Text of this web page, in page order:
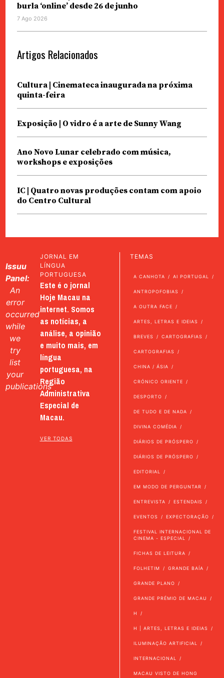
burla ‘online’ desde 26 de junho
7 Ago 2026
Artigos Relacionados
Cultura | Cinemateca inaugurada na próxima
quinta-feira
Exposição | O vidro é a arte de Sunny Wang
Ano Novo Lunar celebrado com música,
workshops e exposições
IC | Quatro novas produções contam com apoio
do Centro Cultural
Issuu
Panel:
An
error
occurred
while
we
try
list
your
publications
JORNAL EM
LÍNGUA
PORTUGUESA
Este é o jornal
Hoje Macau na
internet. Somos
as notícias, a
análise, a opinião
e muito mais, em
língua
portuguesa, na
Região
Administrativa
Especial de
Macau.
VER TODAS
TEMAS
A CANHOTA AI PORTUGAL
ANTROPOFOBIAS
A OUTRA FACE
ARTES, LETRAS E IDEIAS
BREVES CARTOGRAFIAS
CARTOGRAFIAS
CHINA / ÁSIA
CRÓNICO ORIENTE
DESPORTO
DE TUDO E DE NADA
DIVINA COMÉDIA
DIÁRIOS DE PRÓSPERO
DIÁRIOS DE PRÓSPERO
EDITORIAL
EM MODO DE PERGUNTAR
ENTREVISTA ESTENDAIS
EVENTOS EXPECTORAÇÃO
FESTIVAL INTERNACIONAL DE
CINEMA - ESPECIAL
FICHAS DE LEITURA
FOLHETIM GRANDE BAÍA
GRANDE PLANO
GRANDE PRÉMIO DE MACAU
H
H | ARTES, LETRAS E IDEIAS
ILUMINAÇÃO ARTIFICIAL
INTERNACIONAL
MACAU VISTO DE HONG